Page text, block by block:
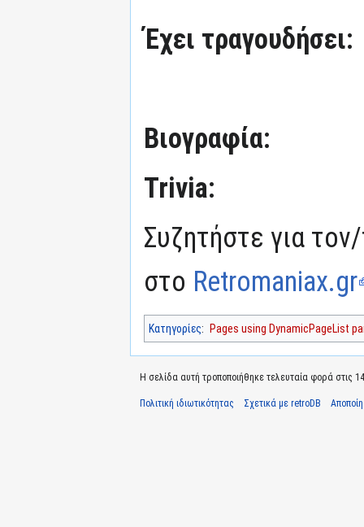
Έχει τραγουδήσει:
Βιογραφία:
Trivia:
Συζητήστε για
στο Retromaniax.gr
Κατηγορίες: Pages using DynamicPageList
Η σελίδα αυτή τροποποιήθηκε τελευταία φορά στις
Πολιτική ιδιωτικότητας Σχετικά με retroDB